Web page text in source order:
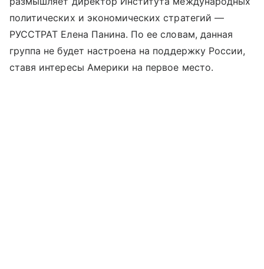
политических и экономических стратегий —
РУССТРАТ Елена Панина. По ее словам, данная
группа не будет настроена на поддержку России,
ставя интересы Америки на первое место.